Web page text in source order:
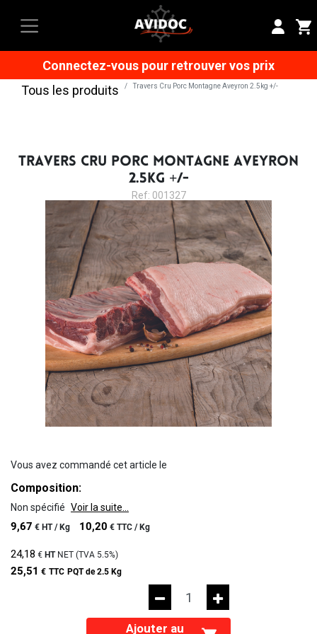
Connectez-vous pour retrouver vos prix
Tous les produits
Travers Cru Porc Montagne Aveyron 2.5kg +/-
TRAVERS CRU PORC MONTAGNE AVEYRON
2.5KG +/-
Ref: 001327
Vous avez commandé cet article le
Composition:
Non spécifié Voir la suite...
9,67 € HT / Kg 10,20 € TTC / Kg
24,18 € HTNET (TVA 5.5%)
25,51 € TTC PQT de 2.5 Kg
Ajouter au